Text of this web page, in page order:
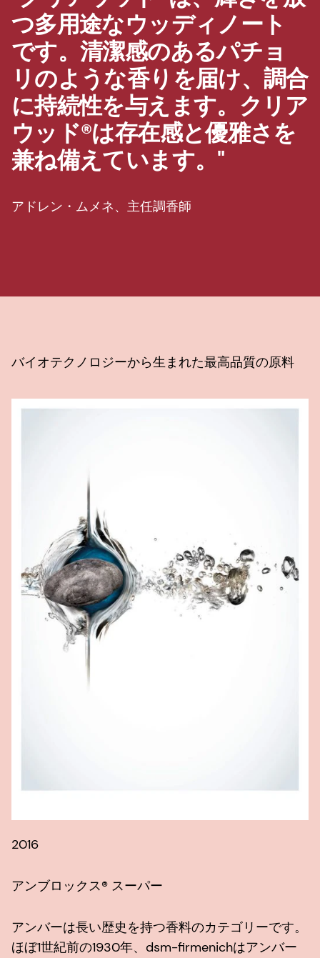
つ多用途なウッディノート
です。清潔感のあるパチョ
リのような香りを届け、調合
に持続性を与えます。クリア
ウッド®は存在感と優雅さを
兼ね備えています。"
アドレン・ムメネ、主任調香師
バイオテクノロジーから生まれた最高品質の原料
2016
アンブロックス® スーパー
アンバーは長い歴史を持つ香料のカテゴリーです。
ほぼ1世紀前の1930年、dsm-firmenichはアンバー